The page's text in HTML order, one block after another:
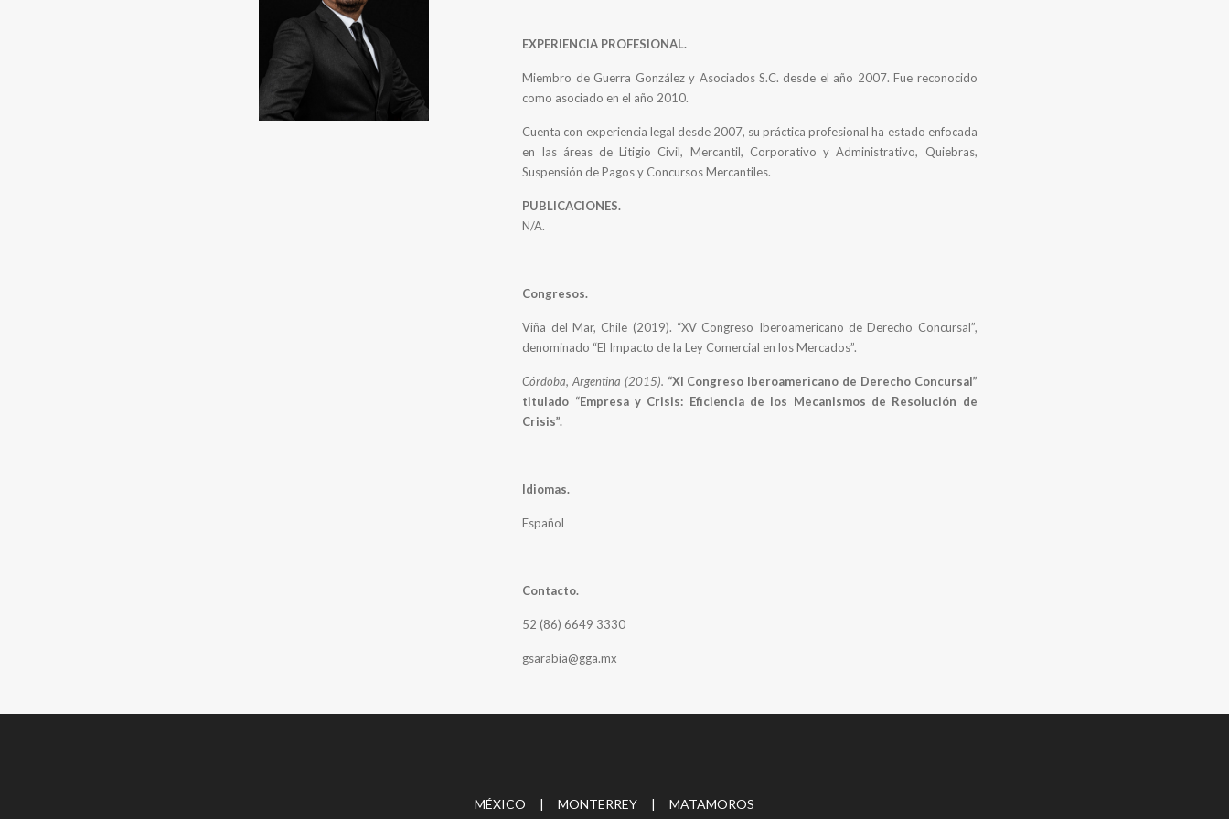
EXPERIENCIA PROFESIONAL.
Miembro de Guerra González y Asociados S.C. desde el año 2007. Fue reconocido
como asociado en el año 2010.
Cuenta con experiencia legal desde 2007, su práctica profesional ha estado enfocada
en las áreas de Litigio Civil, Mercantil, Corporativo y Administrativo, Quiebras,
Suspensión de Pagos y Concursos Mercantiles.
PUBLICACIONES.
N/A.
Congresos.
Viña del Mar, Chile (2019). “XV Congreso Iberoamericano de Derecho Concursal”,
denominado “El Impacto de la Ley Comercial en los Mercados”.
Córdoba, Argentina (2015). “XI Congreso Iberoamericano de Derecho Concursal”
titulado “Empresa y Crisis: Eficiencia de los Mecanismos de Resolución de
Crisis”.
Idiomas.
Español
Contacto.
52 (86) 6649 3330
gsarabia@gga.mx
MÉXICO | MONTERREY | MATAMOROS